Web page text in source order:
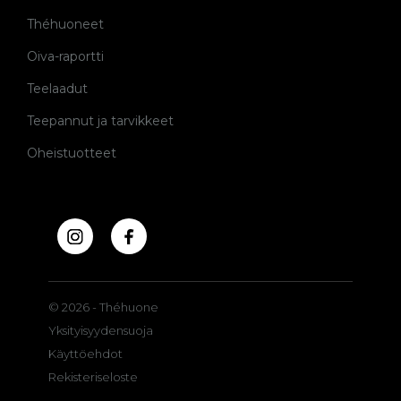
Théhuoneet
Oiva-raportti
Teelaadut
Teepannut ja tarvikkeet
Oheistuotteet
© 2026 - Théhuone
Yksityisyydensuoja
Käyttöehdot
Rekisteriseloste